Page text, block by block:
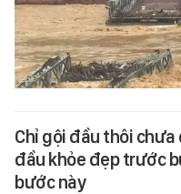
Chỉ gội đầu thôi
đầu khỏe đẹp trước
bước này